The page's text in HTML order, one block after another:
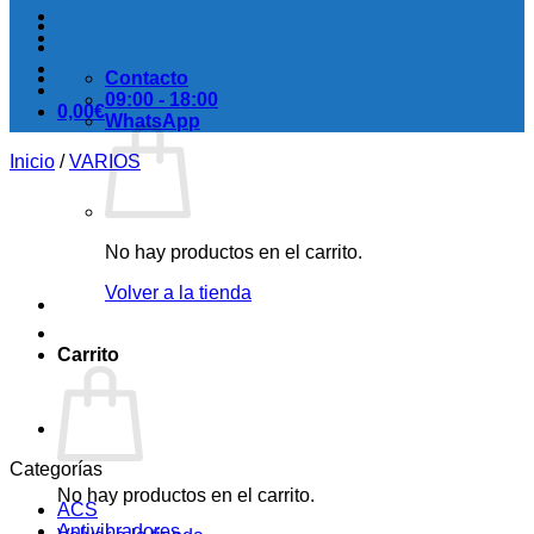
0,00€
No hay productos en el carrito.
Volver a la tienda
Carrito
No hay productos en el carrito.
Contacto
09:00 - 18:00
WhatsApp
Inicio / VARIOS
Categorías
ACS